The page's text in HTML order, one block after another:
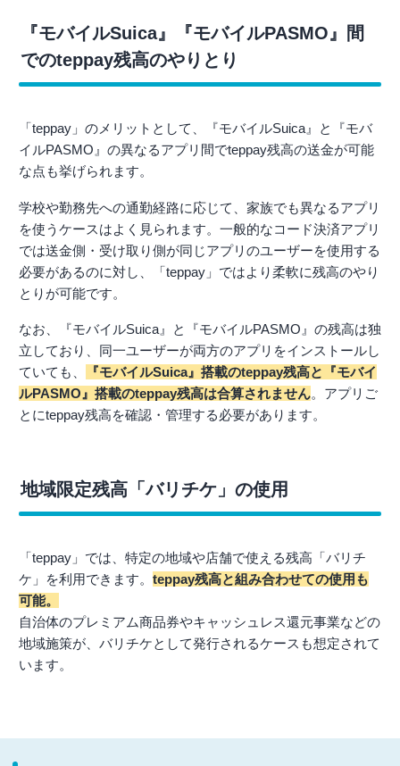
『モバイルSuica』『モバイルPASMO』間
でのteppay残高のやりとり
「teppay」のメリットとして、『モバイルSuica』と『モバ
イルPASMO』の異なるアプリ間でteppay残高の送金が可能
な点も挙げられます。
学校や勤務先への通勤経路に応じて、家族でも異なるアプリ
を使うケースはよく見られます。一般的なコード決済アプリ
では送金側・受け取り側が同じアプリのユーザーを使用する
必要があるのに対し、「teppay」ではより柔軟に残高のやり
とりが可能です。
なお、『モバイルSuica』と『モバイルPASMO』の残高は独
立しており、同一ユーザーが両方のアプリをインストールし
ていても、
『モバイルSuica』搭載のteppay残高と『モバイ
ルPASMO』搭載のteppay残高は合算されません。アプリご
とにteppay残高を確認・管理する必要があります。
地域限定残高「バリチケ」の使用
「teppay」では、特定の地域や店舗で使える残高「バリチ
ケ」を利用できます。 teppay残高と組み合わせての使用も
可能。
自治体のプレミアム商品券やキャッシュレス還元事業などの
地域施策が、バリチケとして発行されるケースも想定されて
います。